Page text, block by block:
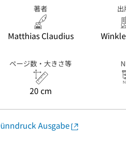
著者
Matthias Claudius
ページ数・大きさ等
20 cm
Ausgabe